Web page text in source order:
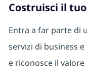
Costruisci il
Entra a far parte di
servizi di business
e riconosce il